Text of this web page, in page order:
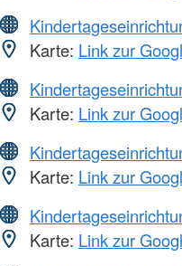
Karte: Link zur
Karte: Link zur
Karte: Link zur
Karte: Link zur